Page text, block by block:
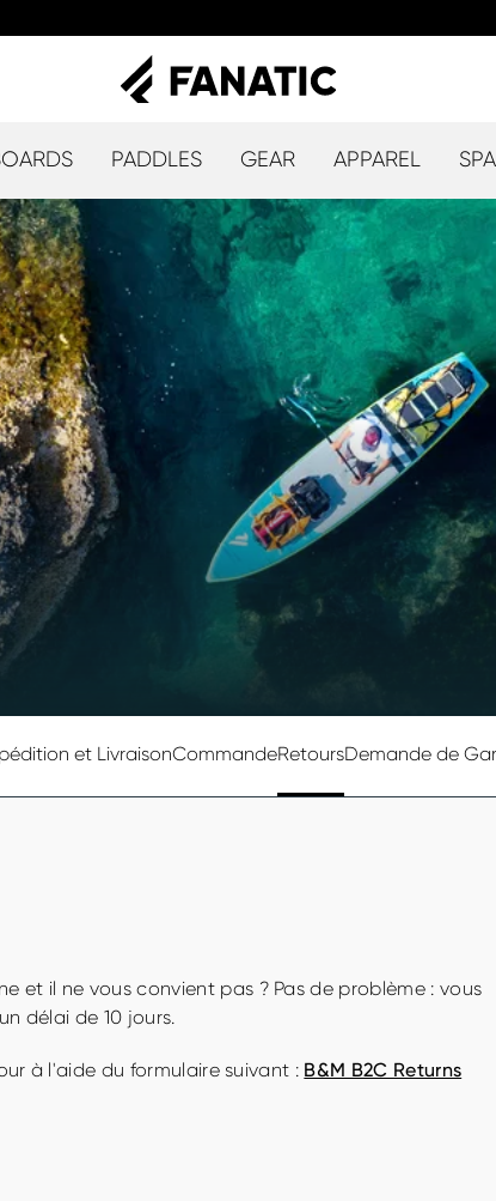
PADDLES GEAR APPAREL
et LivraisonCommandeRetoursDemande de
et il ne vous convient pas ? Pas de problème : vous
délai de 10 jours.
à l'aide du formulaire suivant : B&M B2C Returns